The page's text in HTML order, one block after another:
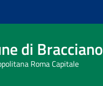
di Bracciano
Roma Capitale